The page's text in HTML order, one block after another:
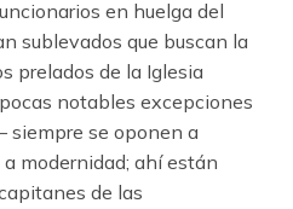
en huelga del
sublevados que buscan la
prelados de la Iglesia
notables excepciones
siempre se oponen a
modernidad; ahí están
de las